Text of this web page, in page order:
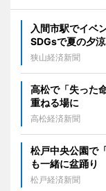
入間市駅でイベ
SDGsで夏の夕
狭山経済新聞
高松で「失った
重ねる場に
高松経済新聞
松戸中央公園で
も一緒に盆踊り
松戸経済新聞